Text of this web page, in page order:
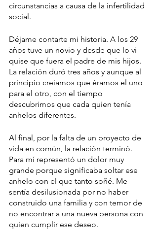
circunstancias a causa de la infertilidad
social.
Déjame contarte mi historia. A los 29
años tuve un novio y desde que lo vi
quise que fuera el padre de mis hijos.
La relación duró tres años y aunque al
principio creíamos que éramos el uno
para el otro, con el tiempo
descubrimos que cada quien tenía
anhelos diferentes.
Al final, por la falta de un proyecto de
vida en común, la relación terminó.
Para mí representó un dolor muy
grande porque significaba soltar ese
anhelo con el que tanto soñé. Me
sentía desilusionada por no haber
construido una familia y con temor de
no encontrar a una nueva persona con
quien cumplir ese deseo.